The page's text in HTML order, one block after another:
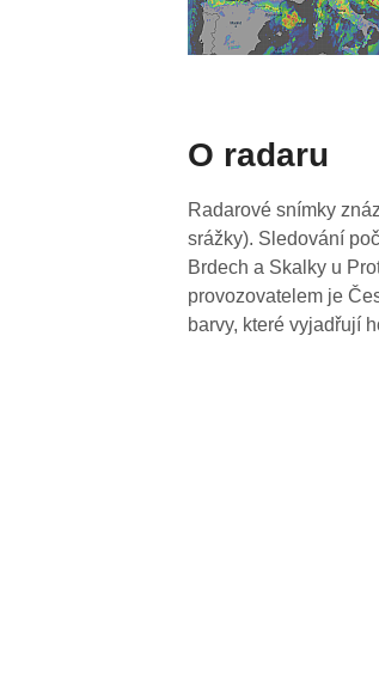
O radaru
Radarové snímky
srážky). Sledování
Brdech a Skalky u
provozovatelem je
barvy, které vyjadřují